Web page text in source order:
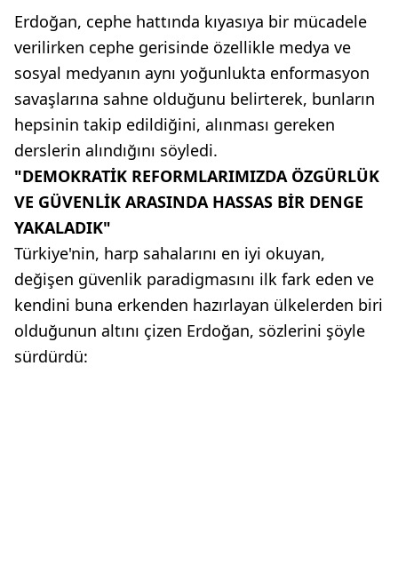
Erdoğan, cephe hattında kıyasıya bir mücadele
verilirken cephe gerisinde özellikle medya ve
sosyal medyanın aynı yoğunlukta enformasyon
savaşlarına sahne olduğunu belirterek, bunların
hepsinin takip edildiğini, alınması gereken
derslerin alındığını söyledi.
"DEMOKRATİK REFORMLARIMIZDA ÖZGÜRLÜK
VE GÜVENLİK ARASINDA HASSAS BİR DENGE
YAKALADIK"
Türkiye'nin, harp sahalarını en iyi okuyan,
değişen güvenlik paradigmasını ilk fark eden ve
kendini buna erkenden hazırlayan ülkelerden biri
olduğunun altını çizen Erdoğan, sözlerini şöyle
sürdürdü: